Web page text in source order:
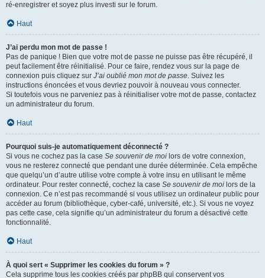
ré-enregistrer et soyez plus investi sur le forum.
Haut
J’ai perdu mon mot de passe !
Pas de panique ! Bien que votre mot de passe ne puisse pas être récupéré, il
peut facilement être réinitialisé. Pour ce faire, rendez vous sur la page de
connexion puis cliquez sur J’ai oublié mon mot de passe. Suivez les
instructions énoncées et vous devriez pouvoir à nouveau vous connecter.
Si toutefois vous ne parveniez pas à réinitialiser votre mot de passe, contactez
un administrateur du forum.
Haut
Pourquoi suis-je automatiquement déconnecté ?
Si vous ne cochez pas la case Se souvenir de moi lors de votre connexion,
vous ne resterez connecté que pendant une durée déterminée. Cela empêche
que quelqu’un d’autre utilise votre compte à votre insu en utilisant le même
ordinateur. Pour rester connecté, cochez la case Se souvenir de moi lors de la
connexion. Ce n’est pas recommandé si vous utilisez un ordinateur public pour
accéder au forum (bibliothèque, cyber-café, université, etc.). Si vous ne voyez
pas cette case, cela signifie qu’un administrateur du forum a désactivé cette
fonctionnalité.
Haut
À quoi sert « Supprimer les cookies du forum » ?
Cela supprime tous les cookies créés par phpBB qui conservent vos